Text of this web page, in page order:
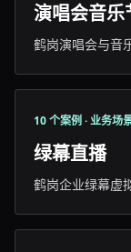
演唱会音乐
鹤岗演唱会与音
10 个案例 · 业务场
绿幕直播
鹤岗企业绿幕虚